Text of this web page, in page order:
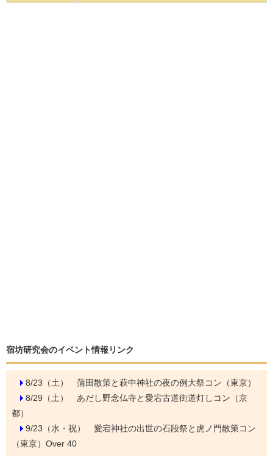
宿坊研究会のイベント情報リンク
8/23（土） 蒲田散策と萩中神社の夜の例大祭コン（東京）
8/29（土） あだし野念仏寺と愛宕古道街道灯しコン（京
都）
9/23（水・祝） 愛宕神社の出世の石段祭と虎ノ門散策コン
（東京）Over 40